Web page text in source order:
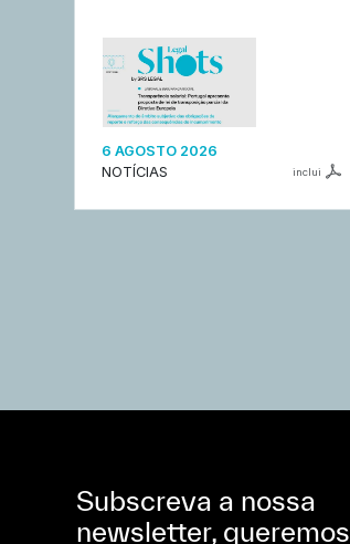
6 AGOSTO 2026
NOTÍCIAS
inclui
Subscreva a nossa
newsletter, queremos